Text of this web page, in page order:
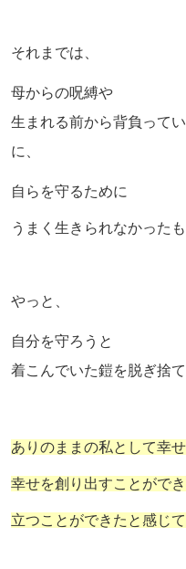
それまでは、
母からの呪縛や
生まれる前から背負って
に、
自らを守るために
うまく生きられなかった
やっと、
自分を守ろうと
着こんでいた鎧を脱ぎ捨て
ありのままの私として幸
幸せを創り出すことがで
立つことができたと感じて